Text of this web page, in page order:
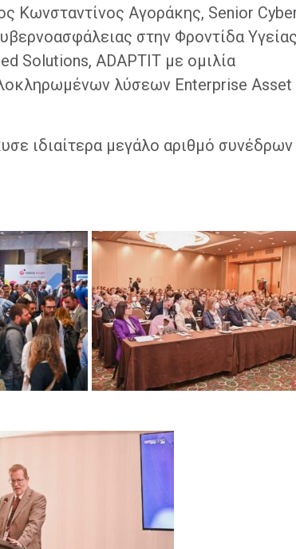
Κωνσταντίνος Αγοράκης, Senior
στην Φροντίδα
Solutions, ADAPTIT με ομιλία
λύσεων Enterprise Asset
ιδιαίτερα μεγάλο αριθμό συνέδρων